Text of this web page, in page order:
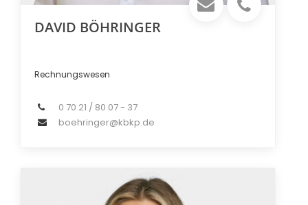
DAVID BÖHRINGER
Rechnungswesen
0 70 21 / 80 07 - 37
boehringer@kbkp.de